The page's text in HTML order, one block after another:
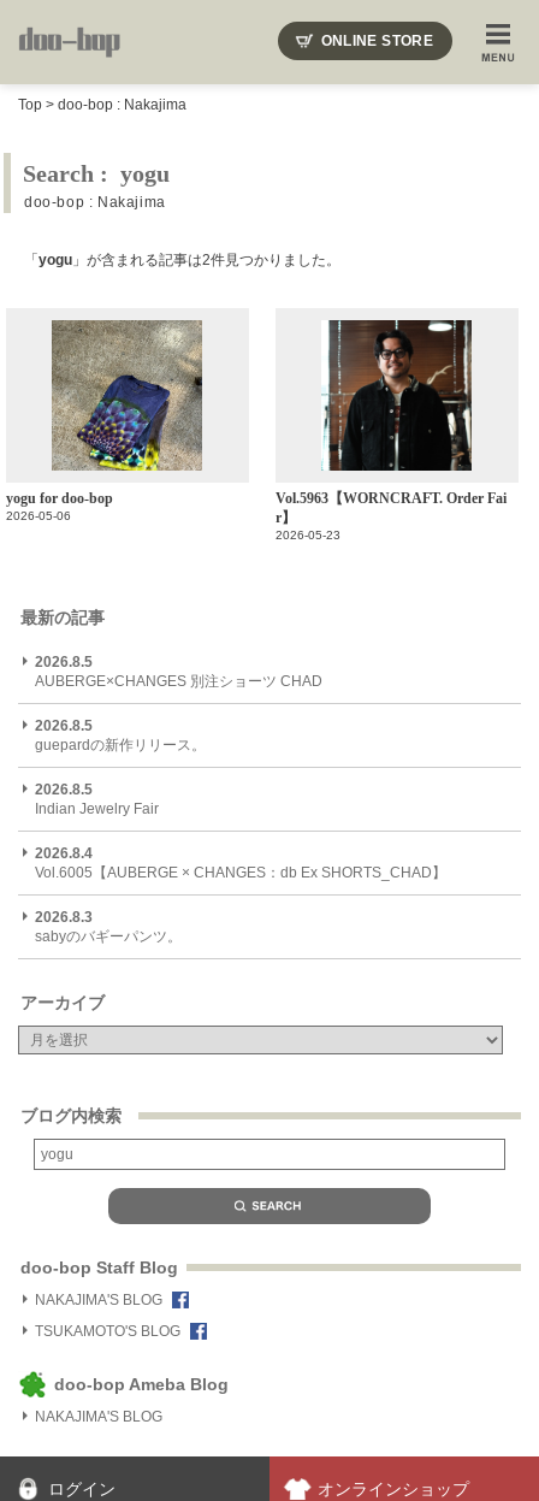
ONLINE STORE
Top > doo-bop : Nakajima
Search : yogu
doo-bop : Nakajima
「 yogu 」が含まれる記事は2件見つかりました。
yogu for doo-bop
2026-05-06
Vol.5963【WORNCRAFT. Order Fai
r】
2026-05-23
最新の記事
2026.8.5
AUBERGE×CHANGES 別注ショーツ CHAD
2026.8.5
guepardの新作リリース。
2026.8.5
Indian Jewelry Fair
2026.8.4
Vol.6005【AUBERGE × CHANGES：db Ex SHORTS_CHAD】
2026.8.3
sabyのバギーパンツ。
アーカイブ
ブログ内検索
doo-bop Staff Blog
NAKAJIMA'S BLOG
TSUKAMOTO'S BLOG
doo-bop Ameba Blog
NAKAJIMA'S BLOG
ログイン オンラインショップ